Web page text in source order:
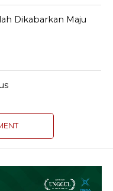
Dikabarkan Maju